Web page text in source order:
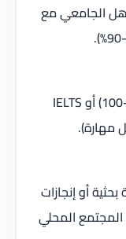
الجامعي مع
(حوالي 90–100) أو IELTS
بحثية أو إنجازات
المجتمع المحلي